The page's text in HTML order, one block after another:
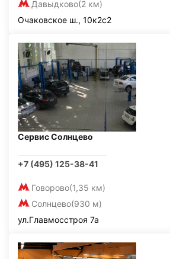
Давыдково(2 км)
Очаковское ш., 10к2с2
Сервис Солнцево
+7 (495) 125-38-41
Говорово(1,35 км)
Солнцево(930 м)
ул.Главмосстроя 7а